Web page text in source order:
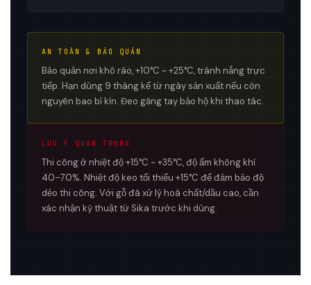
AN TOÀN & BẢO QUẢN
Bảo quản nơi khô ráo, +10°C ~ +25°C, tránh nắng trực
tiếp. Hạn dùng 9 tháng kể từ ngày sản xuất nếu còn
nguyên bao bì kín. Đeo găng tay bảo hộ khi thao tác.
LƯU Ý QUAN TRỌNG
Thi công ở nhiệt độ +15°C ~ +35°C, độ ẩm không khí
40–70%. Nhiệt độ keo tối thiểu +15°C để đảm bảo độ
dẻo thi công. Với gỗ đã xử lý hoá chất/dầu cao, cần
xác nhận kỹ thuật từ Sika trước khi dùng.